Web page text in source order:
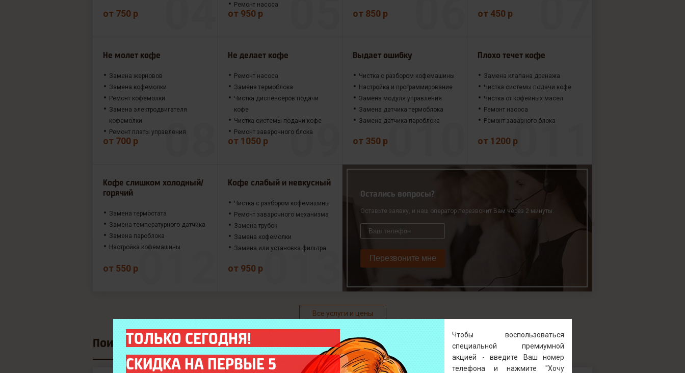
от 750 р
Ремонт насоса
от 950 р от 850 р от 450 р
Не молет кофе
Замена жерновов
Замена кофемолки
Ремонт кофемолки
Замена электродвигателя
кофемолки
Ремонт платы управления
от 700 р
Не делает кофе
Ремонт насоса
Замена термоблока
Чистка диспенсеров подачи
кофе
Чистка системы подачи кофе
Ремонт заварочного блока
от 1050 р
Выдает ошибку
Чистка с разбором кофемашины
Настройка и программирование
Замена модуля управления
Замена датчика термоблока
Замена датчика пароблока
от 350 р
Плохо течет кофе
Замена клапана дренажа
Чистка системы подачи кофе
Чистка от кофейных масел
Ремонт насоса
Ремонт заварного блока
от 1200 р
Кофе слишком холодный/
горячий
Замена термостата
Замена температурного датчика
Замена пароблока
Настройка кофемашины
от 550 р
Кофе слабый и невкусный
Чистка с разбором кофемашины
Ремонт заварочного механизма
Замена трубок
Замена кофемолки
Замена или установка фильтра
от 950 р
Остались вопросы?
Оставьте заявку, и наш оператор перезвонит Вам через 2 минуты.
Перезвоните мне
Все услуги и цены
Поиск модели
ТОЛЬКО СЕГОДНЯ!
СКИДКА НА ПЕРВЫЕ 5
Чтобы воспользоваться
специальной премиумной
акцией - введите Ваш номер
телефона и нажмите "Хочу